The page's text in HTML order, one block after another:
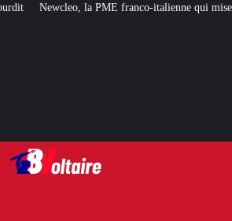
qui mise sur l’avenir du « mini nucléaire »